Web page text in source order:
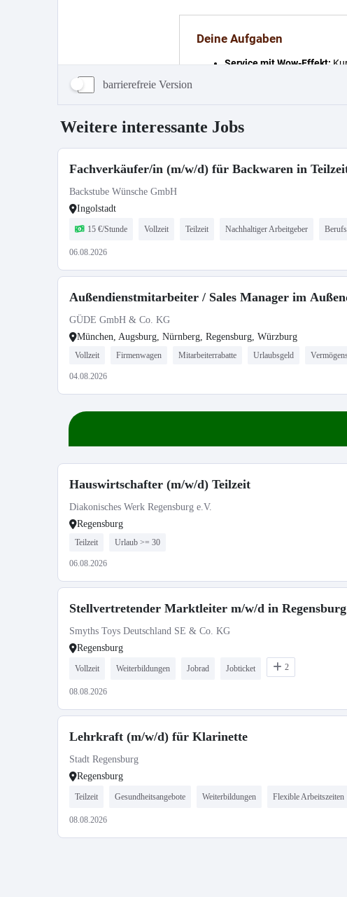
barrierefreie Version
Weitere interessante Jobs
Fachverkäufer/in (m/w/d) für Backwaren in
Backstube Wünsche GmbH
Ingolstadt
15 €/Stunde Vollzeit Teilzeit Nachhaltiger Arbeitgeber
06.08.2026
Außendienstmitarbeiter / Sales Manager im
GÜDE GmbH & Co. KG
München, Augsburg, Nürnberg, Regensburg, Würzburg
Vollzeit Firmenwagen Mitarbeiterrabatte Urlaubsgeld
04.08.2026
Hauswirtschafter (m/w/d) Teilzeit
Diakonisches Werk Regensburg e.V.
Regensburg
Teilzeit Urlaub >= 30
06.08.2026
Stellvertretender Marktleiter m/w/d in Regensburg
Smyths Toys Deutschland SE & Co. KG
Regensburg
Vollzeit Weiterbildungen Jobrad Jobticket 2
08.08.2026
Lehrkraft (m/w/d) für Klarinette
Stadt Regensburg
Regensburg
Teilzeit Gesundheitsangebote Weiterbildungen Flexible Arbeitszeiten
08.08.2026